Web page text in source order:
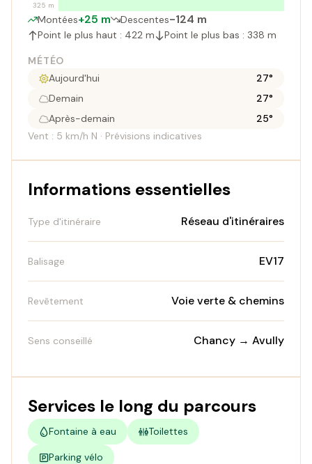
325 m
Montées+25 m Descentes-124 m
Point le plus haut : 422 m Point le plus bas : 338 m
MÉTÉO
Aujourd'hui
27°
Demain
27°
Après-demain
25°
Vent : 5 km/h N · Prévisions indicatives
Informations essentielles
Type d'itinéraire Réseau d'itinéraires
Balisage EV17
Revêtement Voie verte & chemins
Sens conseillé Chancy → Avully
Services le long du parcours
Fontaine à eau Toilettes
Parking vélo